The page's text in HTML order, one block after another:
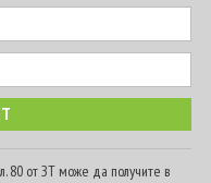
80 от ЗТ може да получите в